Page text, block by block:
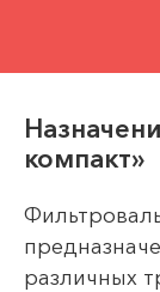
компакт»
различных